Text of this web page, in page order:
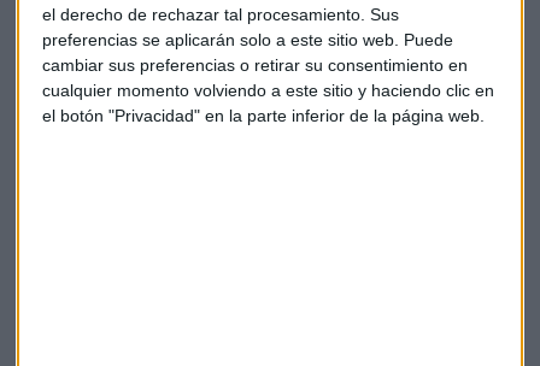
el derecho de rechazar tal procesamiento. Sus
preferencias se aplicarán solo a este sitio web. Puede
cambiar sus preferencias o retirar su consentimiento en
cualquier momento volviendo a este sitio y haciendo clic en
el botón "Privacidad" en la parte inferior de la página web.